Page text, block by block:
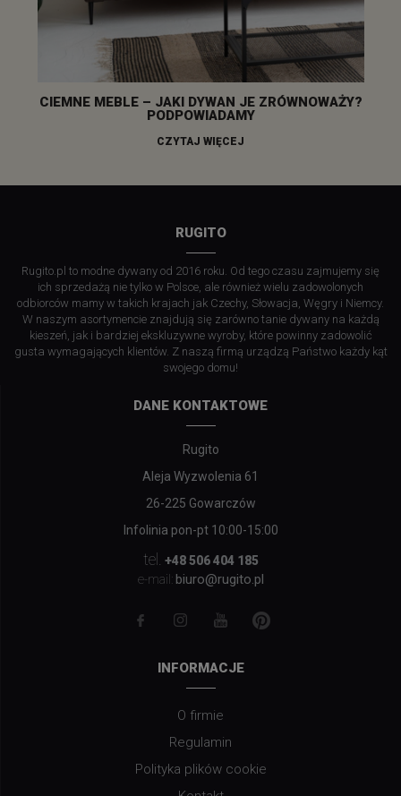
CIEMNE MEBLE – JAKI DYWAN JE ZRÓWNOWAŻY?
PODPOWIADAMY
CZYTAJ WIĘCEJ
RUGITO
Rugito.pl to modne dywany od 2016 roku. Od tego czasu zajmujemy się
ich sprzedażą nie tylko w Polsce, ale również wielu zadowolonych
odbiorców mamy w takich krajach jak Czechy, Słowacja, Węgry i Niemcy.
W naszym asortymencie znajdują się zarówno tanie dywany na każdą
kieszeń, jak i bardziej ekskluzywne wyroby, które powinny zadowolić
gusta wymagających klientów. Z naszą firmą urządzą Państwo każdy kąt
swojego domu!
DANE KONTAKTOWE
Rugito
Aleja Wyzwolenia 61
26-225 Gowarczów
Infolinia pon-pt 10:00-15:00
tel.
+48 506 404 185
e-mail: biuro@rugito.pl
INFORMACJE
O firmie
Regulamin
Polityka plików cookie